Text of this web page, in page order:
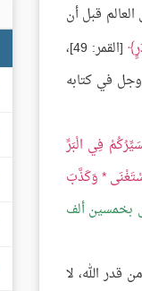
قبل أن
[القمر: 49]،
عز وجل في كتابه
فِي الْبَرِّ
* وَكَذَّبَ
بخمسين ألف
قدر الله، لا